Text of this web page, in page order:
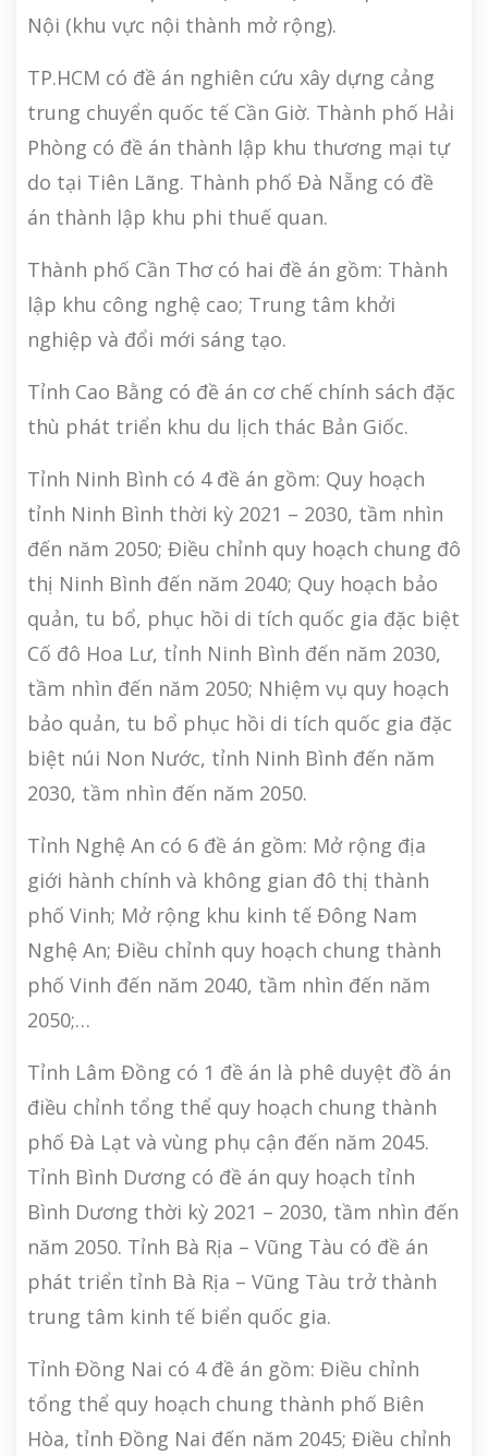
Nội (khu vực nội thành mở rộng).
TP.HCM có đề án nghiên cứu xây dựng cảng
trung chuyển quốc tế Cần Giờ. Thành phố Hải
Phòng có đề án thành lập khu thương mại tự
do tại Tiên Lãng. Thành phố Đà Nẵng có đề
án thành lập khu phi thuế quan.
Thành phố Cần Thơ có hai đề án gồm: Thành
lập khu công nghệ cao; Trung tâm khởi
nghiệp và đổi mới sáng tạo.
Tỉnh Cao Bằng có đề án cơ chế chính sách đặc
thù phát triển khu du lịch thác Bản Giốc.
Tỉnh Ninh Bình có 4 đề án gồm: Quy hoạch
tỉnh Ninh Bình thời kỳ 2021 – 2030, tầm nhìn
đến năm 2050; Điều chỉnh quy hoạch chung đô
thị Ninh Bình đến năm 2040; Quy hoạch bảo
quản, tu bổ, phục hồi di tích quốc gia đặc biệt
Cố đô Hoa Lư, tỉnh Ninh Bình đến năm 2030,
tầm nhìn đến năm 2050; Nhiệm vụ quy hoạch
bảo quản, tu bổ phục hồi di tích quốc gia đặc
biệt núi Non Nước, tỉnh Ninh Bình đến năm
2030, tầm nhìn đến năm 2050.
Tỉnh Nghệ An có 6 đề án gồm: Mở rộng địa
giới hành chính và không gian đô thị thành
phố Vinh; Mở rộng khu kinh tế Đông Nam
Nghệ An; Điều chỉnh quy hoạch chung thành
phố Vinh đến năm 2040, tầm nhìn đến năm
2050;…
Tỉnh Lâm Đồng có 1 đề án là phê duyệt đồ án
điều chỉnh tổng thể quy hoạch chung thành
phố Đà Lạt và vùng phụ cận đến năm 2045.
Tỉnh Bình Dương có đề án quy hoạch tỉnh
Bình Dương thời kỳ 2021 – 2030, tầm nhìn đến
năm 2050. Tỉnh Bà Rịa – Vũng Tàu có đề án
phát triển tỉnh Bà Rịa – Vũng Tàu trở thành
trung tâm kinh tế biển quốc gia.
Tỉnh Đồng Nai có 4 đề án gồm: Điều chỉnh
tổng thể quy hoạch chung thành phố Biên
Hòa, tỉnh Đồng Nai đến năm 2045; Điều chỉnh